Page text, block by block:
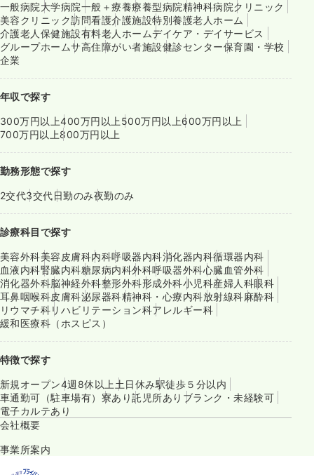
一般病院大学病院一般＋療養療養型病院精神科病院クリニック
美容クリニック訪問看護介護施設特別養護老人ホーム
介護老人保健施設有料老人ホームデイケア・デイサービス
グループホームサ高住障がい者施設健診センター保育園・学校
企業
年収で探す
300万円以上400万円以上 500万円以上600万円以上
700万円以上800万円以上
勤務形態で探す
2交代3交代日勤のみ夜勤のみ
診療科目で探す
美容外科美容皮膚科内科呼吸器内科消化器内科循環器内科
血液内科腎臓内科糖尿病内科外科呼吸器外科心臓血管外科
消化器外科脳神経外科整形外科形成外科小児科産婦人科眼科
耳鼻咽喉科皮膚科泌尿器科精神科・心療内科放射線科麻酔科
リウマチ科リハビリテーション科アレルギー科
緩和医療科（ホスピス）
特徴で探す
新規オープン4週8休以上 土日休み駅徒歩５分以内
車通勤可（駐車場有） 寮あり託児所あり ブランク・未経験可
電子カルテあり
会社概要
事業所案内